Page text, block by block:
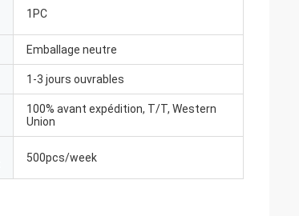
1PC
Emballage neutre
1-3 jours ouvrables
100% avant expédition, T/T, Western
Union
500pcs/week